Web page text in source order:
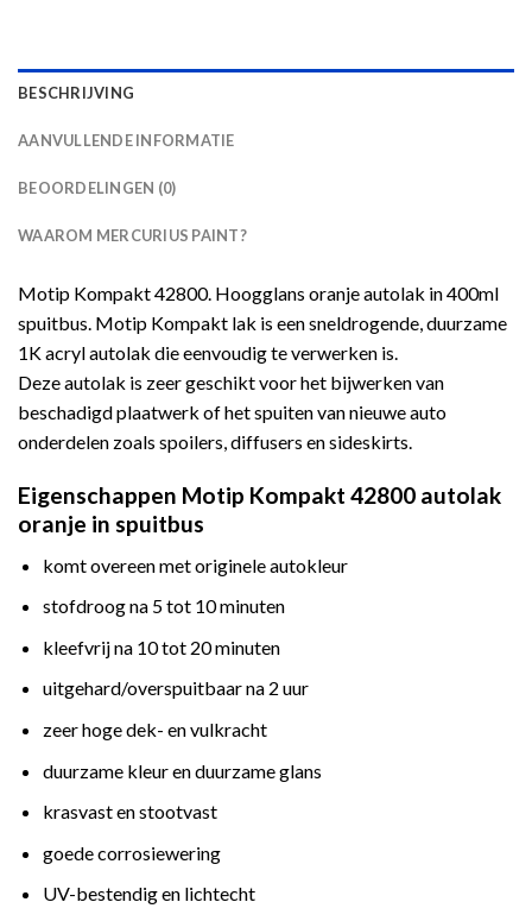
BESCHRIJVING
AANVULLENDE INFORMATIE
BEOORDELINGEN (0)
WAAROM MERCURIUS PAINT?
Motip Kompakt 42800. Hoogglans oranje autolak in 400ml
spuitbus. Motip Kompakt lak is een sneldrogende, duurzame
1K acryl autolak die eenvoudig te verwerken is.
Deze autolak is zeer geschikt voor het bijwerken van
beschadigd plaatwerk of het spuiten van nieuwe auto
onderdelen zoals spoilers, diffusers en sideskirts.
Eigenschappen Motip Kompakt 42800 autolak
oranje in spuitbus
komt overeen met originele autokleur
stofdroog na 5 tot 10 minuten
kleefvrij na 10 tot 20 minuten
uitgehard/overspuitbaar na 2 uur
zeer hoge dek- en vulkracht
duurzame kleur en duurzame glans
krasvast en stootvast
goede corrosiewering
UV-bestendig en lichtecht